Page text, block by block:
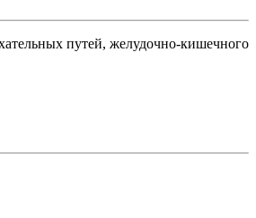
путей, желудочно-кишечного